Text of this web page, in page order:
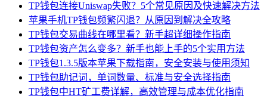
TP钱包连接Uniswap失败？5个常见原因及快速解决方法
苹果手机TP钱包频繁闪退？从原因到解决全攻略
TP钱包交易曲线在哪里看？新手超详细操作指南
TP钱包资产怎么变多？新手也能上手的5个实用方法
TP钱包1.3.5版本苹果下载指南，安全安装与使用须知
TP钱包助记词，单词数量、标准与安全选择指南
TP钱包中HT矿工费详解，高效管理与成本优化指南